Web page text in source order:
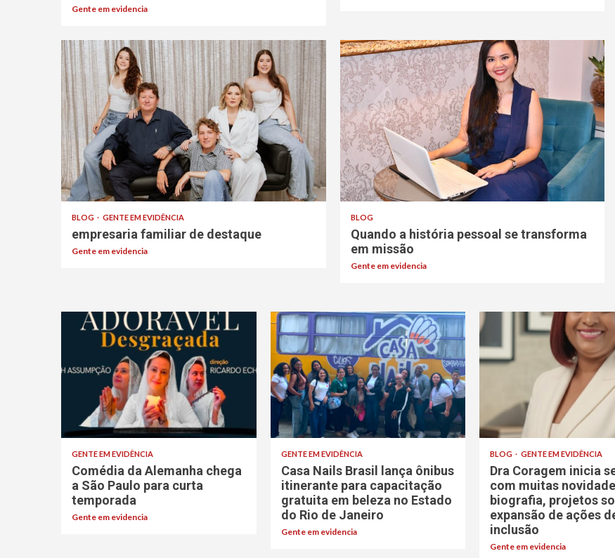
Gente em evidencia
BLOG GENTE EM EVIDÊNCIA
empresaria familiar de destaque
Gente em evidencia
BLOG
Quando a história pessoal se transforma
em missão
Gente em evidencia
GENTE EM EVIDÊNCIA
Comédia da Alemanha chega
a São Paulo para curta
temporada
Gente em evidencia
GENTE EM EVIDÊNCIA
Casa Nails Brasil lança ônibus
itinerante para capacitação
gratuita em beleza no Estado
do Rio de Janeiro
Gente em evidencia
BLOG GENTE EM EVIDÊNCIA
Dra Coragem inicia
com muitas
biografia, projetos
expansão de ações
inclusão
Gente em evidencia